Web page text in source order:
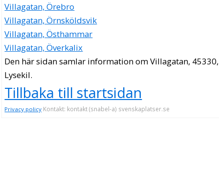
Villagatan, Örebro
Villagatan, Örnsköldsvik
Villagatan, Östhammar
Villagatan, Överkalix
Den här sidan samlar information om Villagatan, 45330,
Lysekil.
Tillbaka till startsidan
Privacy policy Kontakt: kontakt (snabel-a) svenskaplatser.se